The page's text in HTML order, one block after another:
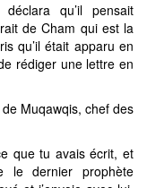
qu’il pensait
de Cham qui est la
qu’il était apparu en
rédiger une lettre en
Muqawqis, chef des
que tu avais écrit, et
le dernier prophète